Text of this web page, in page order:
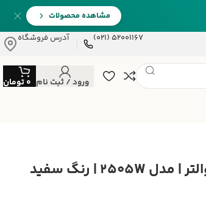
مشاهده محصولات
52001167 (021)
آدرس فروشگاه
ورود / ثبت نام 0تومان
گرامافون مبله والتر | مدل 2505W | رنگ سفید